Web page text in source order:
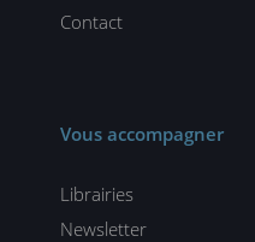
Contact
Vous accompagner
Librairies
Newsletter